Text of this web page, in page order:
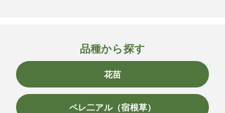
品種から探す
花苗
ペレ二アル（宿根草）